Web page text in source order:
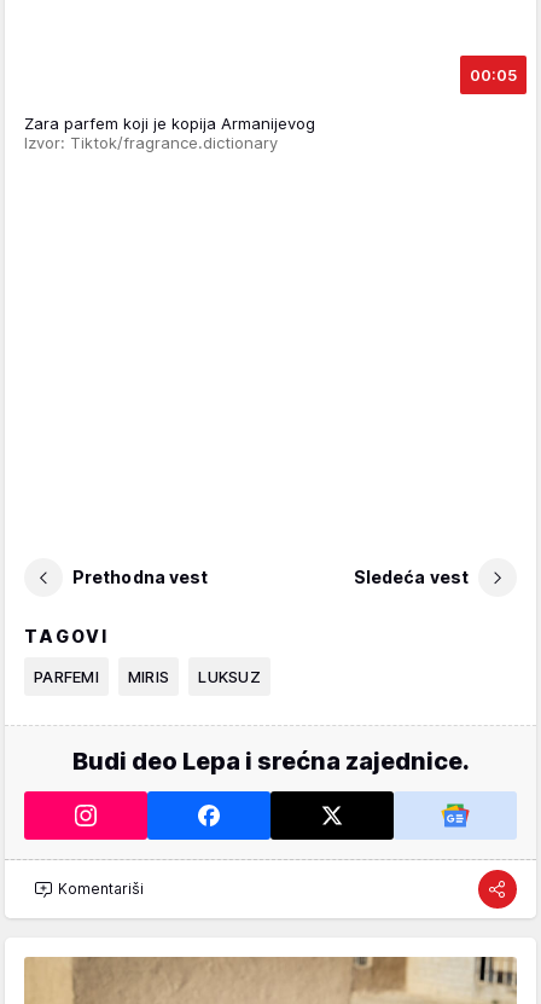
00:05
Zara parfem koji je kopija Armanijevog
Izvor: Tiktok/fragrance.dictionary
Prethodna vest Sledeća vest
TAGOVI
PARFEMI MIRIS LUKSUZ
Budi deo Lepa i srećna zajednice.
Komentariši